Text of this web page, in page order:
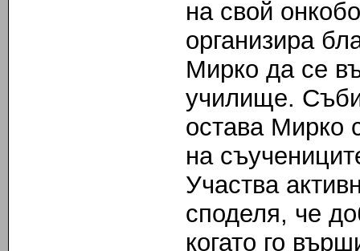
на свой
организира
Мирко да се
училище.
остава Мирко
на
Участва
споделя, че
когато го